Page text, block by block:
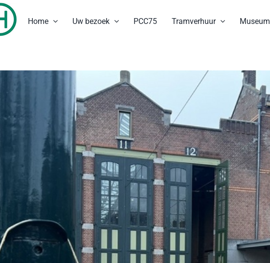
Home Uw bezoek PCC75 Tramverhuur Museum